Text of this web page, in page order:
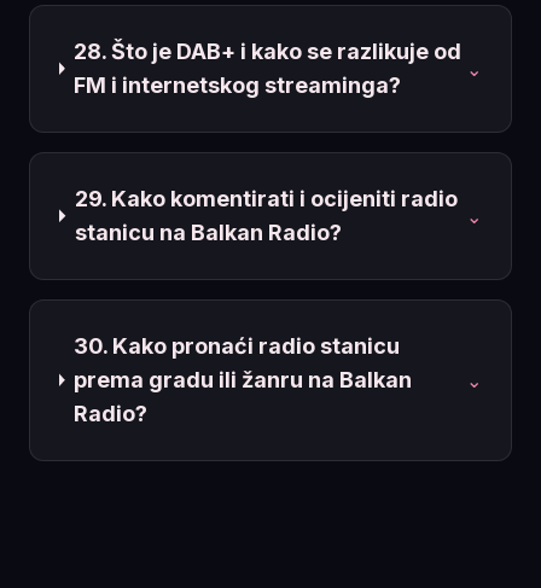
28. Što je DAB+ i kako se razlikuje od
FM i internetskog streaminga?
⌄
29. Kako komentirati i ocijeniti radio
stanicu na Balkan Radio?
⌄
30. Kako pronaći radio stanicu
prema gradu ili žanru na Balkan
Radio?
⌄